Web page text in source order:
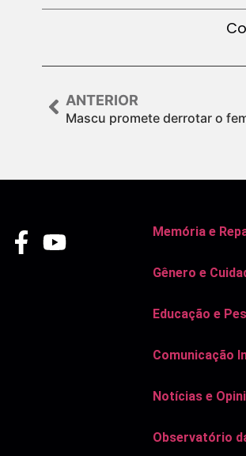
ANTERIOR
Mascu promete derrotar o
Memória e
Gênero e
Educação e
Comunicação
Notícias e
Observatório